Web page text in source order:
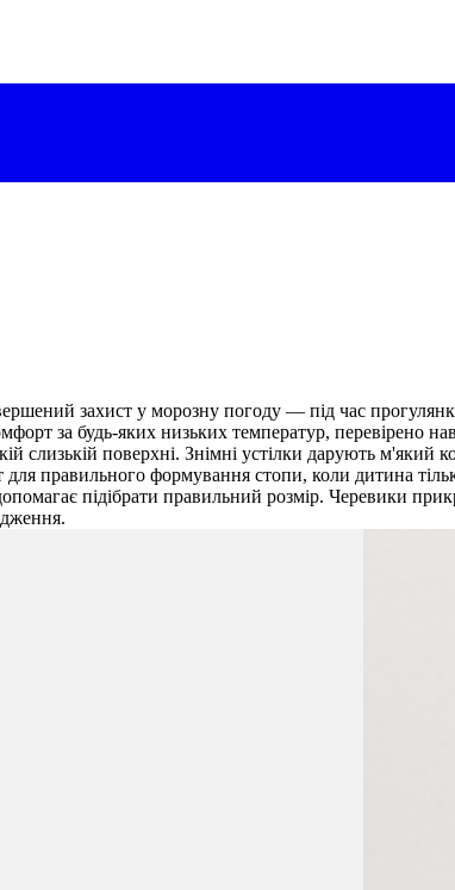
захист у морозну погоду — під час
за будь-яких низьких температур, перевірено
слизькій поверхні. Знімні устілки дарують
для правильного формування стопи, коли дитина
підібрати правильний розмір. Черевики